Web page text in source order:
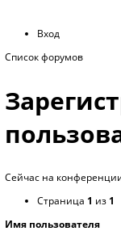
Вход
Список форумов
Сейчас на конференции
Страница 1 из 1
Имя пользователя